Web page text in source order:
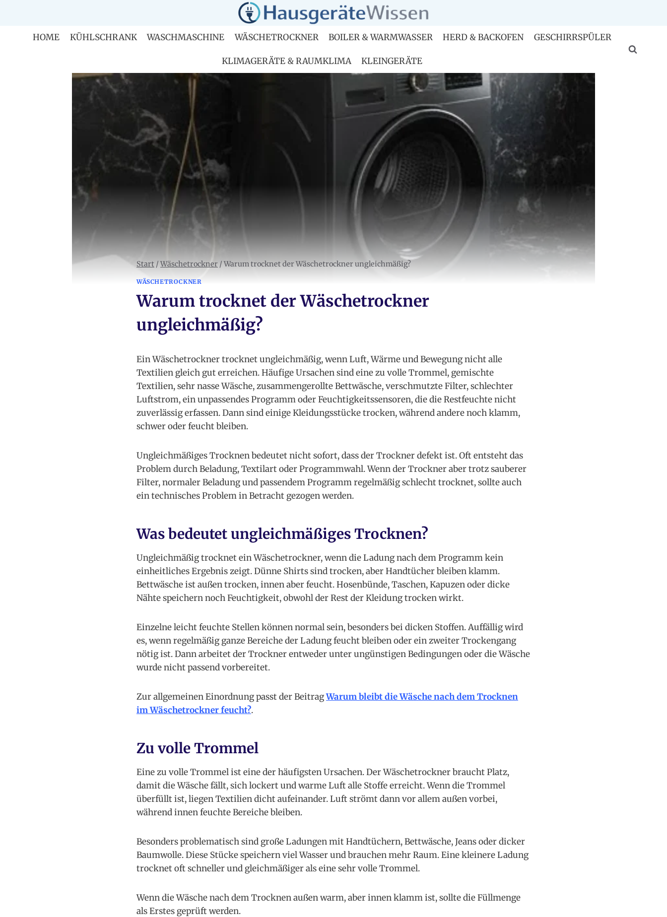
springenHOME KÜHLSCHRANK WASCHMASCHINE WÄSCHETROCKNER BOILER & WARMWASSER HERD & BACKOFEN GESCHIRRSPÜLER
KLIMAGERÄTE & RAUMKLIMA KLEINGERÄTE
Start / Wäschetrockner / Warum trocknet der Wäschetrockner ungleichmäßig?
WÄSCHETROCKNER
Warum trocknet der Wäschetrockner
ungleichmäßig?
Ein Wäschetrockner trocknet ungleichmäßig, wenn Luft, Wärme und Bewegung nicht alle
Textilien gleich gut erreichen. Häufige Ursachen sind eine zu volle Trommel, gemischte
Textilien, sehr nasse Wäsche, zusammengerollte Bettwäsche, verschmutzte Filter, schlechter
Luftstrom, ein unpassendes Programm oder Feuchtigkeitssensoren, die die Restfeuchte nicht
zuverlässig erfassen. Dann sind einige Kleidungsstücke trocken, während andere noch klamm,
schwer oder feucht bleiben.
Ungleichmäßiges Trocknen bedeutet nicht sofort, dass der Trockner defekt ist. Oft entsteht das
Problem durch Beladung, Textilart oder Programmwahl. Wenn der Trockner aber trotz sauberer
Filter, normaler Beladung und passendem Programm regelmäßig schlecht trocknet, sollte auch
ein technisches Problem in Betracht gezogen werden.
Was bedeutet ungleichmäßiges Trocknen?
Ungleichmäßig trocknet ein Wäschetrockner, wenn die Ladung nach dem Programm kein
einheitliches Ergebnis zeigt. Dünne Shirts sind trocken, aber Handtücher bleiben klamm.
Bettwäsche ist außen trocken, innen aber feucht. Hosenbünde, Taschen, Kapuzen oder dicke
Nähte speichern noch Feuchtigkeit, obwohl der Rest der Kleidung trocken wirkt.
Einzelne leicht feuchte Stellen können normal sein, besonders bei dicken Stoffen. Auffällig wird
es, wenn regelmäßig ganze Bereiche der Ladung feucht bleiben oder ein zweiter Trockengang
nötig ist. Dann arbeitet der Trockner entweder unter ungünstigen Bedingungen oder die Wäsche
wurde nicht passend vorbereitet.
Zur allgemeinen Einordnung passt der BeitragWarum bleibt die Wäsche nach dem Trocknen
im Wäschetrockner feucht?.
Zu volle Trommel
Eine zu volle Trommel ist eine der häufigsten Ursachen. Der Wäschetrockner braucht Platz,
damit die Wäsche fällt, sich lockert und warme Luft alle Stoffe erreicht. Wenn die Trommel
überfüllt ist, liegen Textilien dicht aufeinander. Luft strömt dann vor allem außen vorbei,
während innen feuchte Bereiche bleiben.
Besonders problematisch sind große Ladungen mit Handtüchern, Bettwäsche, Jeans oder dicker
Baumwolle. Diese Stücke speichern viel Wasser und brauchen mehr Raum. Eine kleinere Ladung
trocknet oft schneller und gleichmäßiger als eine sehr volle Trommel.
Wenn die Wäsche nach dem Trocknen außen warm, aber innen klamm ist, sollte die Füllmenge
als Erstes geprüft werden.